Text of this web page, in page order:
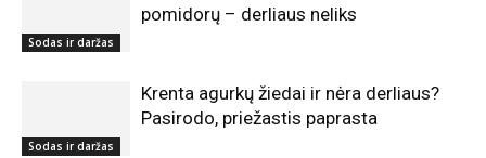
Sodas ir daržas
pomidorų – derliaus neliks
Sodas ir daržas
Krenta agurkų žiedai ir nėra derliaus?
Pasirodo, priežastis paprasta